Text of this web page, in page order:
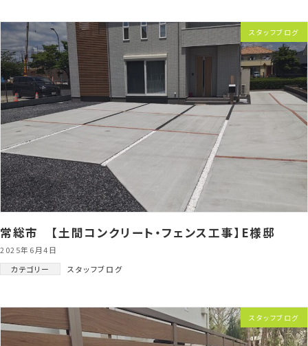
スタッフブログ
常総市 【土間コンクリート・フェンス工事】E様邸
2025年6月4日
カテゴリー
スタッフブログ
スタッフブログ